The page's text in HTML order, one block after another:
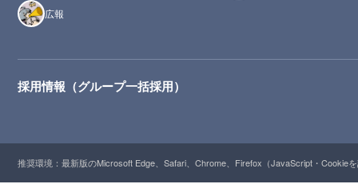
広報
採用情報（グループ一括採用）
推奨環境：最新版のMicrosoft Edge、Safari、Chrome、Firefox（JavaScript・Cookie